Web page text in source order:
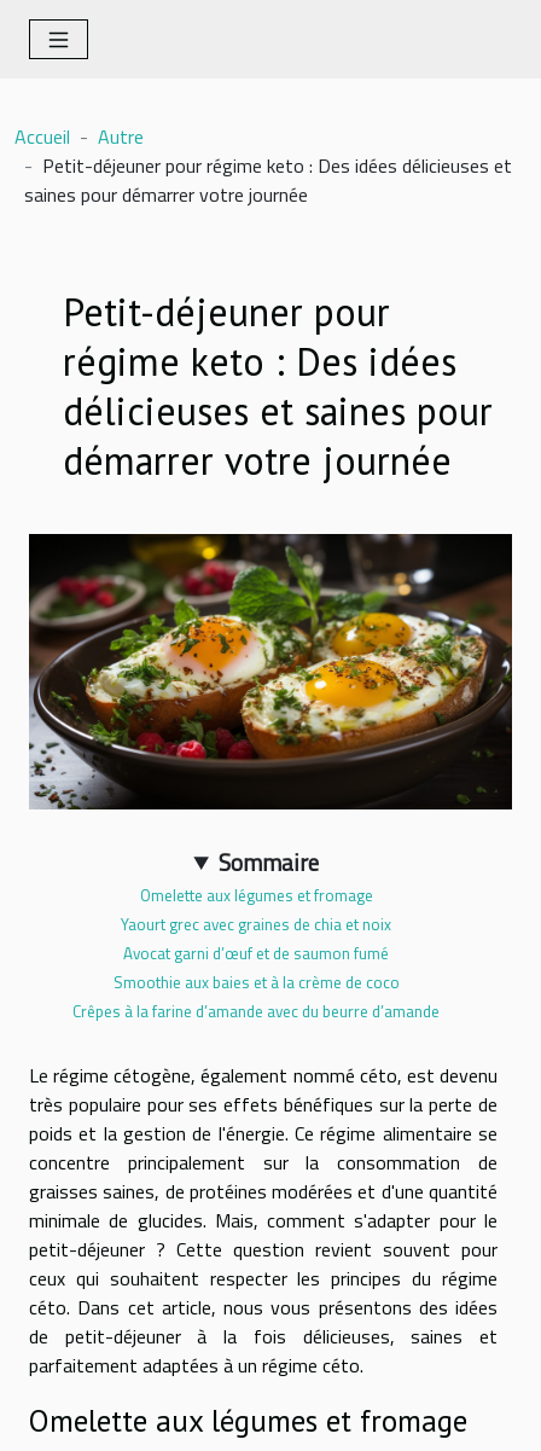
Accueil
Autre
Petit-déjeuner pour régime keto : Des idées délicieuses et
saines pour démarrer votre journée
Petit-déjeuner pour
régime keto : Des idées
délicieuses et saines pour
démarrer votre journée
Sommaire
Omelette aux légumes et fromage
Yaourt grec avec graines de chia et noix
Avocat garni d’œuf et de saumon fumé
Smoothie aux baies et à la crème de coco
Crêpes à la farine d’amande avec du beurre d’amande
Le régime cétogène, également nommé céto, est devenu
très populaire pour ses effets bénéfiques sur la perte de
poids et la gestion de l'énergie. Ce régime alimentaire se
concentre principalement sur la consommation de
graisses saines, de protéines modérées et d'une quantité
minimale de glucides. Mais, comment s'adapter pour le
petit-déjeuner ? Cette question revient souvent pour
ceux qui souhaitent respecter les principes du régime
céto. Dans cet article, nous vous présentons des idées
de petit-déjeuner à la fois délicieuses, saines et
parfaitement adaptées à un régime céto.
Omelette aux légumes et fromage